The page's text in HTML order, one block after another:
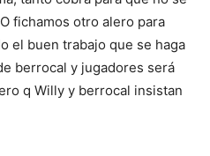
fichamos otro alero para
el buen trabajo que se haga
berrocal y jugadores será
q Willy y berrocal insistan